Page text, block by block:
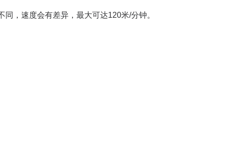
，速度会有差异，最大可达120米/分钟。